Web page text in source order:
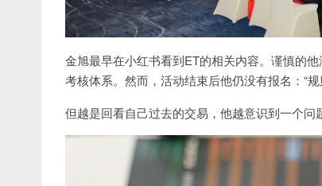
金旭最早在小红书看到ET的相关内容。谨慎的
考核体系。然而，活动结束后他仍没有报名：“
但越是回看自己过去的交易，他越意识到一个